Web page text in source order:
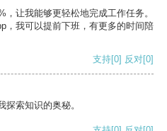
让我能够更轻松地完成工作任务。
，我可以提前下班，有更多的时间陪
支持[0] 反对[0]
索知识的奥秘。